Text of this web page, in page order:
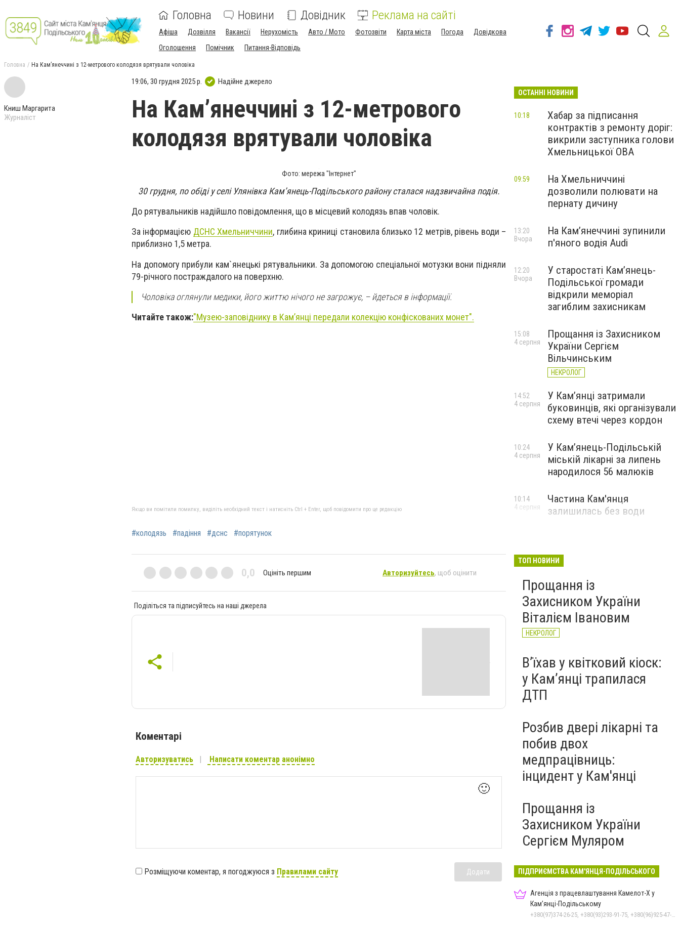
Головна Новини Довідник Реклама на сайті
Афіша Дозвілля Вакансії Нерухомість Авто / Мото Фотозвіти Карта міста Погода
Довідкова
Оголошення
Помічник Питання-Відповідь
Головна На Кам’янеччині з 12-метрового колодязя врятували чоловіка
Книш Маргарита
Журналіст
19:06, 30 грудня 2025 р. Надійне джерело
На Кам’янеччині з 12-метрового
колодязя врятували чоловіка
Фото: мережа "Інтернет"
30 грудня, по обіді у селі Улянівка Кам’янець-Подільського району сталася надзвичайна подія.
До рятувальників надійшло повідомлення, що в місцевий колодязь впав чоловік.
За інформацією ДСНС Хмельниччини, глибина криниці становила близько 12 метрів, рівень води –
приблизно 1,5 метра.
На допомогу прибули кам`янецькі рятувальники. За допомогою спеціальної мотузки вони підняли
79-річного постраждалого на поверхню.
Чоловіка оглянули медики, його життю нічого не загрожує, – йдеться в інформації.
Читайте також:"Музею-заповіднику в Кам’янці передали колекцію конфіскованих монет".
Якщо ви помітили помилку, виділіть необхідний текст і натисніть Ctrl + Enter, щоб повідомити про це редакцію
#колодязь #падіння #дснс #порятунок
0,0 Оцініть першим Авторизуйтесь, щоб оцінити
Поділіться та підписуйтесь на наші джерела
Коментарі
Авторизуватись Написати коментар анонімно
🙂
Розміщуючи коментар, я погоджуюся з Правилами сайту Додати
ОСТАННІ НОВИНИ
Хабар за підписання
контрактів з ремонту доріг:
викрили заступника голови
Хмельницької ОВА
10:18
На Хмельниччині
дозволили полювати на
пернату дичину
09:59
На Камʼянеччині зупинили
п'яного водія Audi
13:20
Вчора
У старостаті Кам’янець-
Подільської громади
відкрили меморіал
загиблим захисникам
12:20
Вчора
Прощання із Захисником
України Сергієм
Вільчинським
НЕКРОЛОГ
15:08
4 серпня
У Кам’янці затримали
буковинців, які організували
схему втечі через кордон
14:52
4 серпня
У Кам’янець-Подільській
міській лікарні за липень
народилося 56 малюків
10:24
4 серпня
Частина Кам'янця
залишилась без води
10:14
4 серпня
ТОП НОВИНИ
Прощання із
Захисником України
Віталієм Івановим
НЕКРОЛОГ
Вʼїхав у квітковий кіоск:
у Камʼянці трапилася
ДТП
Розбив двері лікарні та
побив двох
медпрацівниць:
інцидент у Кам'янці
Прощання із
Захисником України
Сергієм Муляром
ПІДПРИЄМСТВА КАМ'ЯНЦЯ-ПОДІЛЬСЬКОГО
Агенція з працевлаштування Камелот-Х у
Кам’янці-Подільському
+380(97)374-26-25, +380(93)293-91-75, +380(96)925-47-71, +380(73)327-54-83